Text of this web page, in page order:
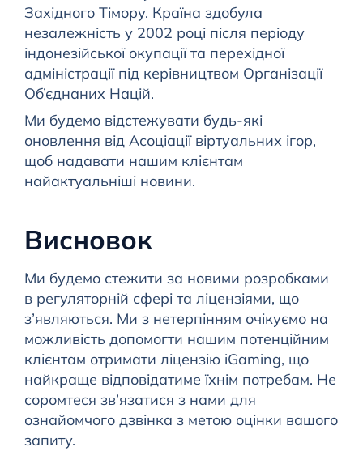
Західного Тімору. Країна здобула
незалежність у 2002 році після періоду
індонезійської окупації та перехідної
адміністрації під керівництвом Організації
Об’єднаних Націй.
Ми будемо відстежувати будь-які
оновлення від Асоціації віртуальних ігор,
щоб надавати нашим клієнтам
найактуальніші новини.
Висновок
Ми будемо стежити за новими розробками
в регуляторній сфері та ліцензіями, що
з’являються. Ми з нетерпінням очікуємо на
можливість допомогти нашим потенційним
клієнтам отримати ліцензію iGaming, що
найкраще відповідатиме їхнім потребам. Не
соромтеся зв’язатися з нами для
ознайомчого дзвінка з метою оцінки вашого
запиту.